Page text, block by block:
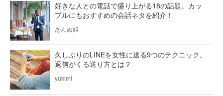
好きな人との電話で盛り上がる18の話題。カッ
プルにもおすすめの会話ネタを紹介！
あんぬ姐
久しぶりのLINEを女性に送る9つのテクニック。
返信がくる送り方とは？
yukimi